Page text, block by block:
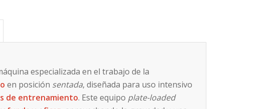
especializada en el trabajo de la
en posición sentada, diseñada para uso intensivo
de entrenamiento. Este equipo plate-loaded